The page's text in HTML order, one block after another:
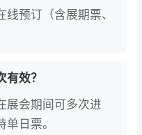
预订（含展期票、
效？
展会期间可多次进
日票。